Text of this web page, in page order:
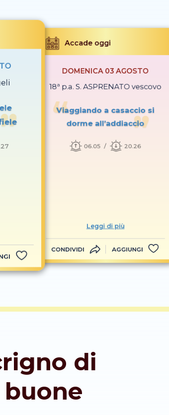
Accade oggi
DOMENICA 03 AGOSTO
18ª p.a. S. ASPRENATO vescovo
Viaggiando a casaccio si
dorme all’addiaccio
06.05 20.26
Leggi di più
CONDIVIDI AGGIUNGI
di